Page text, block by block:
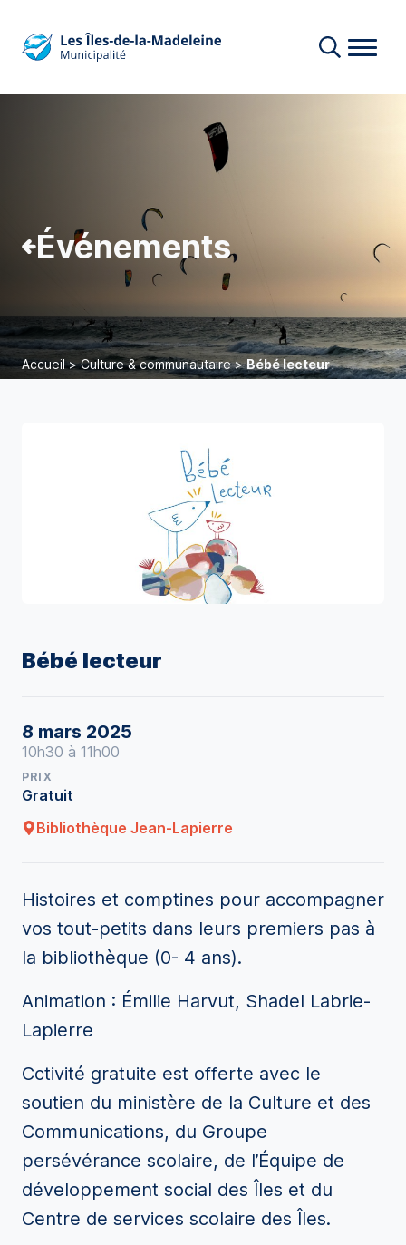
Événements
Accueil>Culture & communautaire>Bébé lecteur
Bébé lecteur
8 mars 2025
10h30 à 11h00
PRIX
Gratuit
Bibliothèque Jean-Lapierre
Histoires et comptines pour accompagner
vos tout-petits dans leurs premiers pas à
la bibliothèque (0- 4 ans).
Animation : Émilie Harvut, Shadel Labrie-
Lapierre
Cctivité gratuite est offerte avec le
soutien du ministère de la Culture et des
Communications, du Groupe
persévérance scolaire, de l’Équipe de
développement social des Îles et du
Centre de services scolaire des Îles.